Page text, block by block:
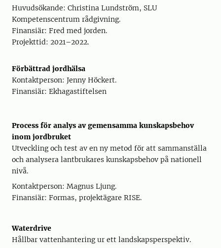
Huvudsökande: Christina Lundström, SLU
Kompetenscentrum rådgivning.
Finansiär: Fred med jorden.
Projekttid: 2021–2022.
Förbättrad jordhälsa
Kontaktperson: Jenny Höckert.
Finansiär: Ekhagastiftelsen
Process för analys av gemensamma kunskapsbehov
inom jordbruket
Utveckling och test av en ny metod för att sammanställa
och analysera lantbrukares kunskapsbehov på nationell
nivå.
Kontaktperson: Magnus Ljung.
Finansiär: Formas, projektägare RISE.
Waterdrive
Hållbar vattenhantering ur ett landskapsperspektiv.